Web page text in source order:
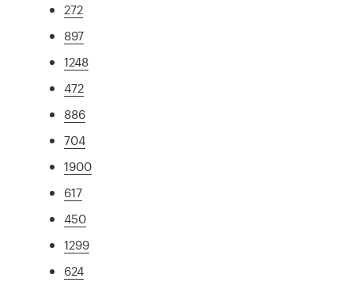
272
897
1248
472
886
704
1900
617
450
1299
624